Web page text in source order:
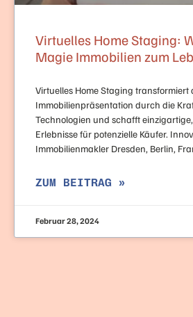
Virtuelles Home Staging:
Magie Immobilien zum
Virtuelles Home Staging transformiert
Immobilienpräsentation durch die
Technologien und schafft
Erlebnisse für potenzielle Käufer.
Immobilienmakler Dresden, Berlin,
ZUM BEITRAG »
Februar 28, 2024